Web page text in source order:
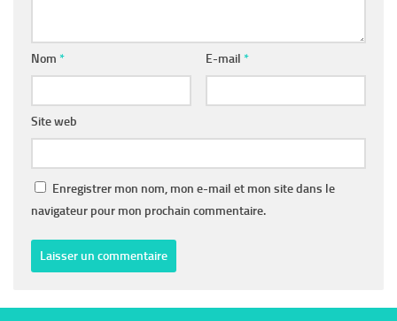
Nom * E-mail *
Site web
Enregistrer mon nom, mon e-mail et mon site dans le
navigateur pour mon prochain commentaire.